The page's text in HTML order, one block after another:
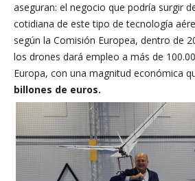
aseguran: el negocio que podría surgir
cotidiana de este tipo de tecnología
según la Comisión Europea, dentro de
los drones dará empleo a más de
Europa, con una magnitud económica
billones de euros.